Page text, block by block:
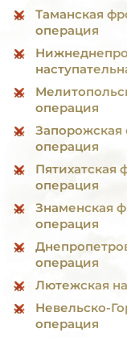
Таманская
операция
операция
Запорожская
операция
Пятихатская
операция
Знаменская
операция
операция
Лютежская
Невельско-
операция